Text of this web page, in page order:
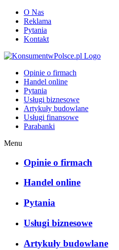
O Nas
Reklama
Pytania
Kontakt
Opinie o firmach
Handel online
Pytania
Usługi biznesowe
Artykuły budowlane
Usługi finansowe
Parabanki
Menu
Opinie o firmach
Handel online
Pytania
Usługi biznesowe
Artykuły budowlane